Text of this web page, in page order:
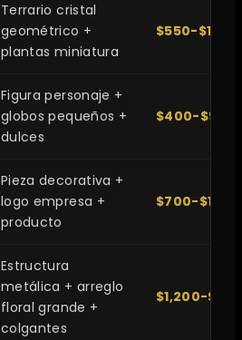
Terrario cristal
geométrico +
plantas miniatura
$550-
Figura personaje +
globos pequeños +
dulces
$400-$900
Pieza decorativa +
logo empresa +
producto
$700-
Estructura
metálica + arreglo
floral grande +
colgantes
$1,200-